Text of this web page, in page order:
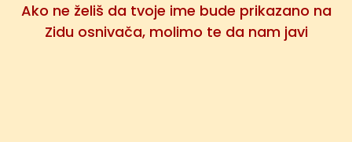
Ako ne želiš da tvoje ime bude prikazano na
Zidu osnivača, molimo te da nam javi